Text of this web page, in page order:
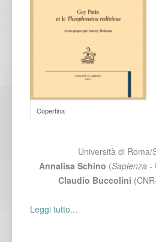
Copertina
Università di Roma/
Annalisa Schino (Sapienza -
Claudio Buccolini
Leggi tutto...